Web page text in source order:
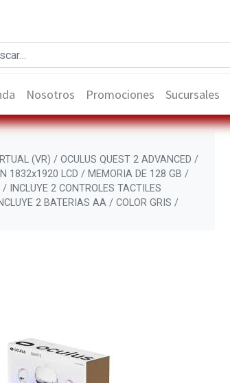
Nosotros Promociones Sucursales
(VR) / OCULUS QUEST 2 ADVANCED /
1832x1920 LCD / MEMORIA DE 128 GB /
INCLUYE 2 CONTROLES TACTILES
2 BATERIAS AA / COLOR GRIS /